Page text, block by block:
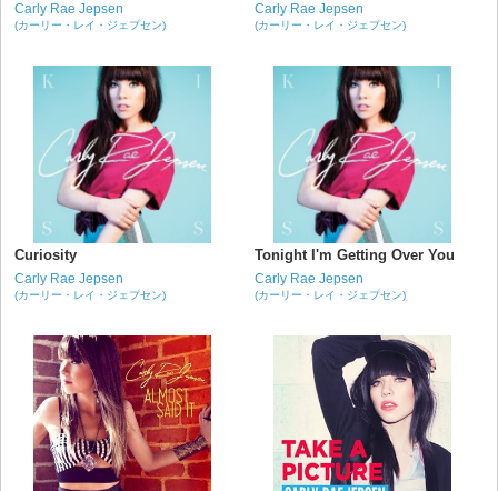
Carly Rae Jepsen
(カーリー・レイ・ジェプセン)
Carly Rae Jepsen
(カーリー・レイ・ジェプセン)
Curiosity
Carly Rae Jepsen
(カーリー・レイ・ジェプセン)
Tonight I'm Getting Over You
Carly Rae Jepsen
(カーリー・レイ・ジェプセン)